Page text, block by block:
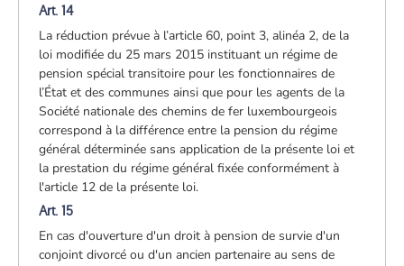
Art. 14
La réduction prévue à l’article 60, point 3, alinéa 2, de la
loi modifiée du 25 mars 2015 instituant un régime de
pension spécial transitoire pour les fonctionnaires de
l’État et des communes ainsi que pour les agents de la
Société nationale des chemins de fer luxembourgeois
correspond à la différence entre la pension du régime
général déterminée sans application de la présente loi et
la prestation du régime général fixée conformément à
l'article 12 de la présente loi.
Art. 15
En cas d'ouverture d'un droit à pension de survie d'un
conjoint divorcé ou d'un ancien partenaire au sens de